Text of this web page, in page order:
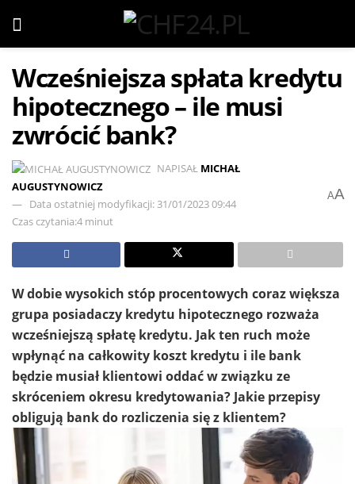
Wcześniejsza spłata kredytu
hipotecznego – ile musi
zwrócić bank?
NAPISAŁ MICHAŁ
AUGUSTYNOWICZ
Data ostatniej modyfikacji: 31/01/2023 09:44
Czas czytania:4 minut
AA
W dobie wysokich stóp procentowych coraz większa
grupa posiadaczy kredytu hipotecznego rozważa
wcześniejszą spłatę kredytu. Jak ten ruch może
wpłynąć na całkowity koszt kredytu i ile bank
będzie musiał klientowi oddać w związku ze
skróceniem okresu kredytowania? Jakie przepisy
obligują bank do rozliczenia się z klientem?